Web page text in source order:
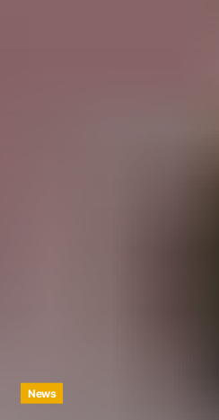
News